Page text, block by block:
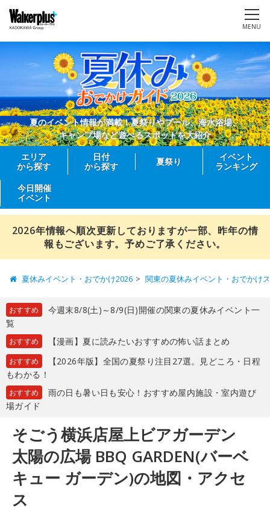
MENU
夏のイベント情報が満載！夏祭りやプール、海水浴場、
キャンプ場など遊べるスポットを大紹介
エリア
から探す
日付
から探す
夏祭り
イベント
ランキング
今日開催
イベント
2026年情報へ順次更新しておりますが一部、昨年の情
報もございます。予めご了承ください。
夏休みイベント・おでかけ2026 関東の夏休みイベント・おでかけ
おすすめ
今週末8/8(土)～8/9(日)開催の関東の夏休みイベント一
覧
おすすめ 【漫画】夏に読みたいおすすめの怖い話まとめ
おすすめ
【2026年版】全国の夏祭り注目27選。見どころ・日程
もわかる！
おすすめ
雨の日も暑い日も安心！おすすめ屋内施設・室内遊び
場ガイド
そごう横浜店屋上ビアガーデン
太陽の広場 BBQ GARDEN(バーベ
キュー ガーデン)の地図・アクセ
ス